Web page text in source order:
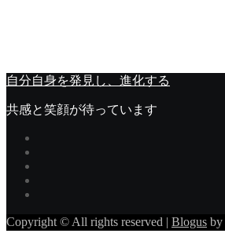
自分自身を発見し、進化する
共感と笑顔が待っています
Copyright © All rights reserved | Blogus by